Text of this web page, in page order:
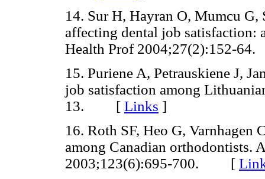
14. Sur H, Hayran O, Mumcu
affecting dental job satisfaction:
Health Prof
15. Puriene A, Petrauskiene J,
job satisfaction among
13. [ Links ]
16. Roth SF, Heo G, Varnhagen
among Canadian orthodontists.
2003;123(6):695-700. [